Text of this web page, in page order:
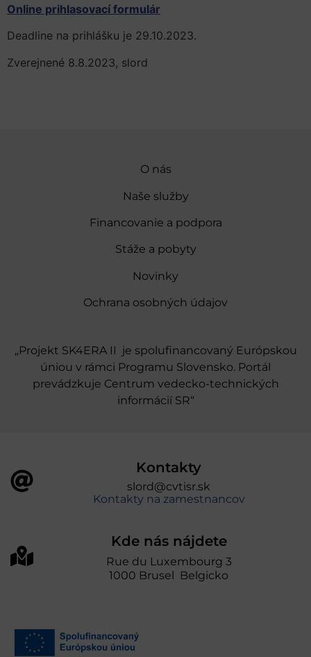
Online prihlasovací formulár
Deadline na prihlášku je 29.10.2023.
Zverejnené 8.8.2023, slord
O nás
Naše služby
Financovanie a podpora
Stáže a pobyty
Novinky
Ochrana osobných údajov
„Projekt SK4ERA II je spolufinancovaný Európskou
úniou v rámci Programu Slovensko. Portál
prevádzkuje Centrum vedecko-technických
informácií SR“
Kontakty
slord@cvtisr.sk
Kontakty na zamestnancov
Kde nás nájdete
Rue du Luxembourg 3
1000 Brusel Belgicko